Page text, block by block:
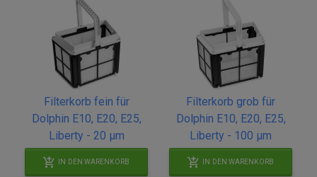
Filterkorb fein für
Dolphin E10, E20, E25,
Liberty - 20 µm
IN DEN WARENKORB
Filterkorb grob für
Dolphin E10, E20, E25,
Liberty - 100 µm
IN DEN WARENKORB